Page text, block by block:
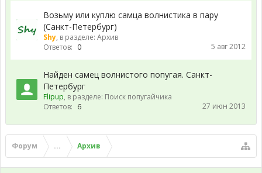
Возьму или куплю самца волнистика в пару
(Санкт-Петербург)
Shy, в разделе: Архив
Ответов: 0 5 авг 2012
Найден самец волнистого попугая. Санкт-
Петербург
Flipup, в разделе: Поиск попугайчика
Ответов: 6 27 июн 2013
Форум ... Архив